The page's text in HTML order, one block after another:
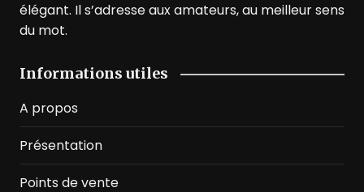
élégant. Il s’adresse aux amateurs, au meilleur sens
du mot.
Informations utiles
A propos
Présentation
Points de vente